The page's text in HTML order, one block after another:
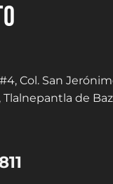
Col. San
Tlalnepantla de